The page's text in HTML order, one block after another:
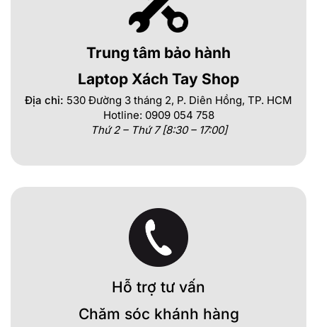
Trung tâm bảo hành
Laptop Xách Tay Shop
Địa chỉ: 530 Đường 3 tháng 2, P. Diên Hồng, TP. HCM
Hotline: 0909 054 758
Thứ 2 – Thứ 7 [8:30 – 17:00]
Hỗ trợ tư vấn
Chăm sóc khánh hàng